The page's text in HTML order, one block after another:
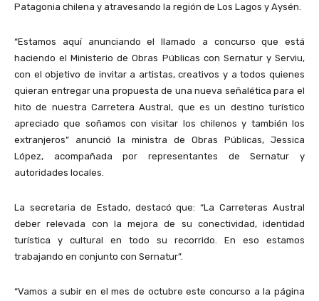
Patagonia chilena y atravesando la región de Los Lagos y Aysén.
“Estamos aquí anunciando el llamado a concurso que está
haciendo el Ministerio de Obras Públicas con Sernatur y Serviu,
con el objetivo de invitar a artistas, creativos y a todos quienes
quieran entregar una propuesta de una nueva señalética para el
hito de nuestra Carretera Austral, que es un destino turístico
apreciado que soñamos con visitar los chilenos y también los
extranjeros” anunció la ministra de Obras Públicas, Jessica
López, acompañada por representantes de Sernatur y
autoridades locales.
La secretaria de Estado, destacó que: “La Carreteras Austral
deber relevada con la mejora de su conectividad, identidad
turística y cultural en todo su recorrido. En eso estamos
trabajando en conjunto con Sernatur”.
“Vamos a subir en el mes de octubre este concurso a la página